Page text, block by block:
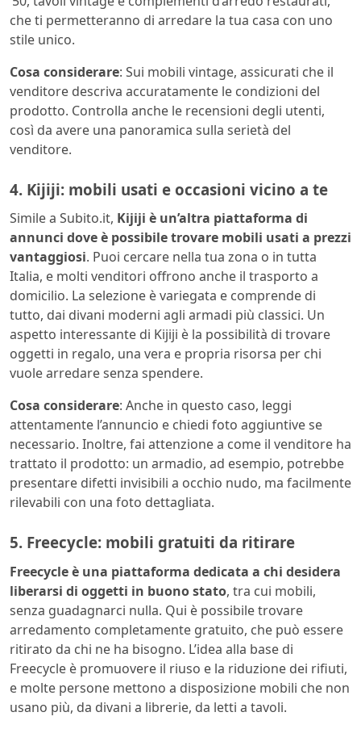
che ti permetteranno di arredare la tua casa con uno
stile unico.
Cosa considerare: Sui mobili vintage, assicurati che il
venditore descriva accuratamente le condizioni del
prodotto. Controlla anche le recensioni degli utenti,
così da avere una panoramica sulla serietà del
venditore.
4. Kijiji: mobili usati e occasioni vicino a te
Simile a Subito.it, Kijiji è un’altra piattaforma di
annunci dove è possibile trovare mobili usati a prezzi
vantaggiosi. Puoi cercare nella tua zona o in tutta
Italia, e molti venditori offrono anche il trasporto a
domicilio. La selezione è variegata e comprende di
tutto, dai divani moderni agli armadi più classici. Un
aspetto interessante di Kijiji è la possibilità di trovare
oggetti in regalo, una vera e propria risorsa per chi
vuole arredare senza spendere.
Cosa considerare: Anche in questo caso, leggi
attentamente l’annuncio e chiedi foto aggiuntive se
necessario. Inoltre, fai attenzione a come il venditore ha
trattato il prodotto: un armadio, ad esempio, potrebbe
presentare difetti invisibili a occhio nudo, ma facilmente
rilevabili con una foto dettagliata.
5. Freecycle: mobili gratuiti da ritirare
Freecycle è una piattaforma dedicata a chi desidera
liberarsi di oggetti in buono stato, tra cui mobili,
senza guadagnarci nulla. Qui è possibile trovare
arredamento completamente gratuito, che può essere
ritirato da chi ne ha bisogno. L’idea alla base di
Freecycle è promuovere il riuso e la riduzione dei rifiuti,
e molte persone mettono a disposizione mobili che non
usano più, da divani a librerie, da letti a tavoli.